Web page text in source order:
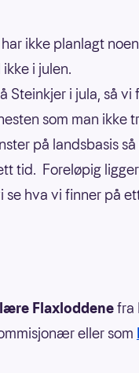
ikke planlagt
i julen.
Steinkjer i jula, så vi
som man ikke
på landsbasis
tid. Foreløpig
se hva vi finner på
Flaxloddenefra
eller som